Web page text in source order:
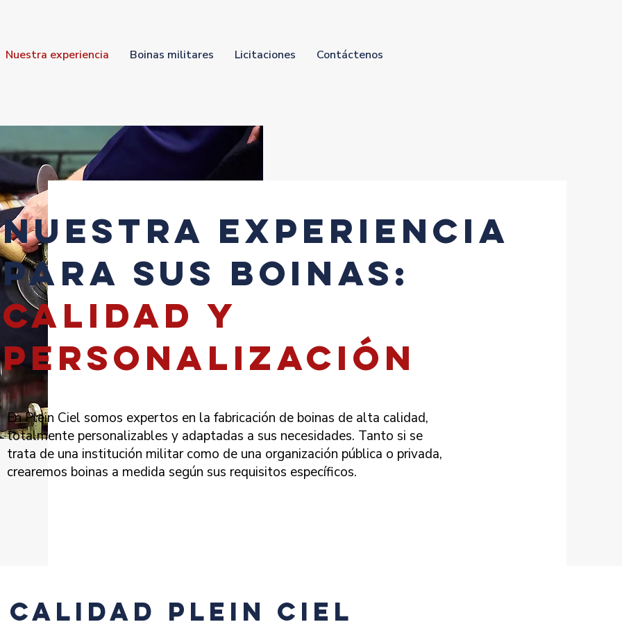
Nuestra experiencia Boinas militares Licitaciones Contáctenos
Nuestra experiencia
para sus boinas:
calidad y
personalización
En Plein Ciel somos expertos en la fabricación de boinas de alta calidad,
totalmente personalizables y adaptadas a sus necesidades. Tanto si se
trata de una institución militar como de una organización pública o privada,
crearemos boinas a medida según sus requisitos específicos.
calidad plein ciel